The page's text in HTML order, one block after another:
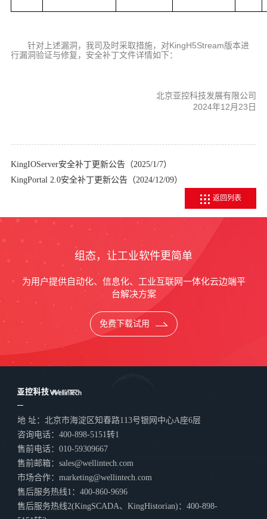
针对上述漏洞，我司及时采取措施，对KingH5Stream版本进
行漏洞验证与修复，安全补丁文件详情如下：
北京亚控科技发展有限公司
2024年12月23日
KingIOServer安全补丁更新公告（2025/1/7）
KingPortal 2.0安全补丁更新公告（2024/12/09）
返回列表
组态，让工业软件更简单
为用户提供自动化、信息化、工业互联网一体化云边端平
台解决方案
免费下载试用
地 址：北京市海淀区知春路113号银网中心A座6层
咨询电话：400-898-5151转1
售前电话：010-59309667
售前邮箱：sales@wellintech.com
市场合作：marketing@wellintech.com
售后服务热线1：400-860-9696
售后服务热线2(KingSCADA、KingHistorian)：400-898-